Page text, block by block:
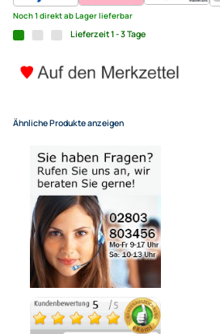
+ Kostenlose Lieferung
Bezahlmöglichkeiten
Noch 1 direkt ab Lager lieferbar
Lieferzeit 1 - 3 Tage